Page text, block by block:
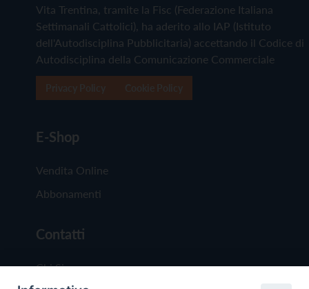
Vita Trentina, tramite la Fisc (Federazione Italiana
Settimanali Cattolici), ha aderito allo IAP (Istituto
dell'Autodisciplina Pubblicitaria) accettando il Codice di
Autodisciplina della Comunicazione Commerciale
E-Shop
Vendita Online
Abbonamenti
Contatti
Chi Siamo